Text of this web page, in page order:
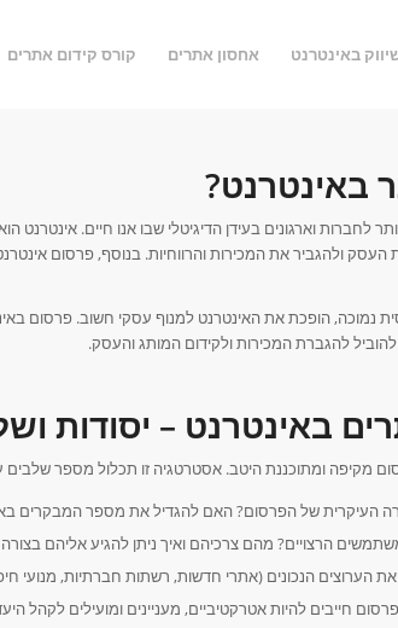
באינטרנט אחסון אתרים קורס קידום אתרים
באינטרנט?
וארגונים בעידן הדיגיטלי שבו אנו חיים. אינטרנט
ולהגביר את המכירות והרווחיות. בנוסף, פרסום
נמוכה, הופכת את האינטרנט למנוף עסקי חשוב. פרסום
להגברת המכירות ולקידום המותג והעסק.
באינטרנט – יסודות
מקיפה ומתוכננת היטב. אסטרטגיה זו תכלול מספר שלבים
העיקרית של הפרסום? האם להגדיל את מספר המבקרים
הרצויים? מהם צרכיהם ואיך ניתן להגיע אליהם
הערוצים הנכונים (אתרי חדשות, רשתות חברתיות, מנועי
חייבים להיות אטרקטיביים, מעניינים ומועילים לקהל